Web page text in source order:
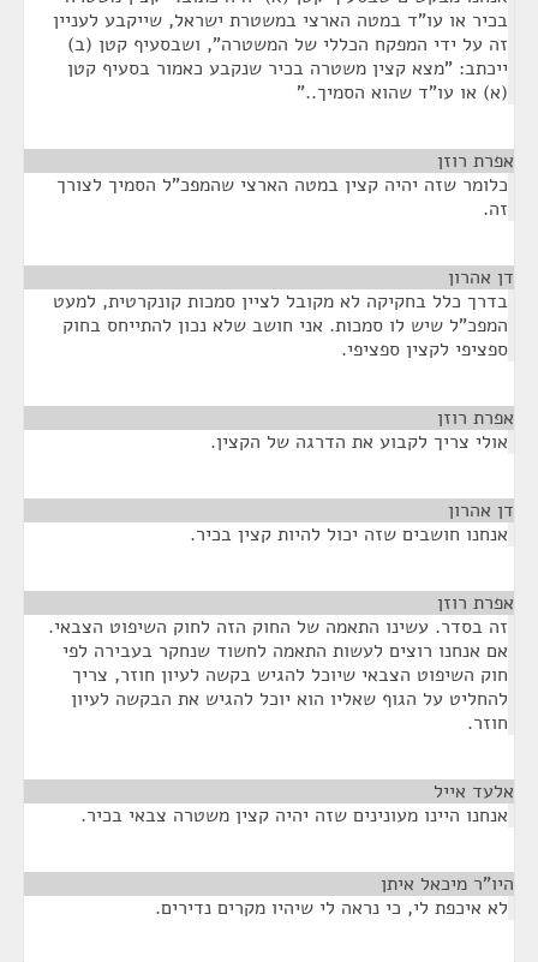
בכיר או עו"ד במטה הארצי במשטרת ישראל, שייקבע לעניין
זה על ידי המפקח הכללי של המשטרה", ושבסעיף קטן (ב)
ייכתב: "מצא קצין משטרה בכיר שנקבע כאמור בסעיף קטן
(א) או עו"ד שהוא הסמיך.."
אפרת רוזן
כלומר שזה יהיה קצין במטה הארצי שהמפכ"ל הסמיך לצורך
זה.
דן אהרון
בדרך כלל בחקיקה לא מקובל לציין סמכות קונקרטית, למעט
המפכ"ל שיש לו סמכות. אני חושב שלא נכון להתייחס בחוק
ספציפי לקצין ספציפי.
אפרת רוזן
אולי צריך לקבוע את הדרגה של הקצין.
דן אהרון
אנחנו חושבים שזה יכול להיות קצין בכיר.
אפרת רוזן
זה בסדר. עשינו התאמה של החוק הזה לחוק השיפוט הצבאי.
אם אנחנו רוצים לעשות התאמה לחשוד שנחקר בעבירה לפי
חוק השיפוט הצבאי שיוכל להגיש בקשה לעיון חוזר, צריך
להחליט על הגוף שאליו הוא יוכל להגיש את הבקשה לעיון
חוזר.
אלעד אייל
אנחנו היינו מעונינים שזה יהיה קצין משטרה צבאי בכיר.
היו"ר מיכאל איתן
לא איכפת לי, כי נראה לי שיהיו מקרים נדירים.